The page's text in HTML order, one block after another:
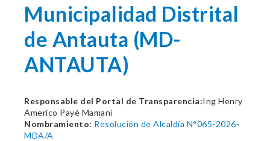
Municipalidad Distrital
de Antauta (MD-
ANTAUTA)
Responsable del Portal de Transparencia:Ing Henry
Americo Payé Mamani
Nombramiento: Resolución de Alcaldía N°065-2026-
MDA/A